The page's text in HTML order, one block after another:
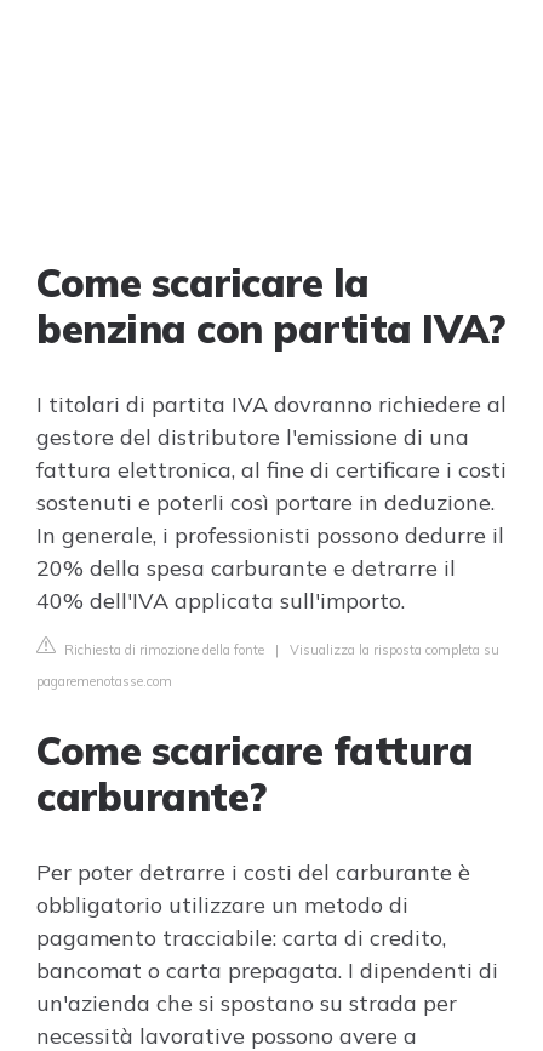
Come scaricare la
benzina con partita IVA?
I titolari di partita IVA dovranno richiedere al
gestore del distributore l'emissione di una
fattura elettronica, al fine di certificare i costi
sostenuti e poterli così portare in deduzione.
In generale, i professionisti possono dedurre il
20% della spesa carburante e detrarre il
40% dell'IVA applicata sull'importo.
Richiesta di rimozione della fonte | Visualizza la risposta completa su
pagaremenotasse.com
Come scaricare fattura
carburante?
Per poter detrarre i costi del carburante è
obbligatorio utilizzare un metodo di
pagamento tracciabile: carta di credito,
bancomat o carta prepagata. I dipendenti di
un'azienda che si spostano su strada per
necessità lavorative possono avere a